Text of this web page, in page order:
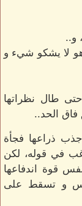
و..
هو لا يشكو شيء و
طال نظراتها
فاق الحد..
ذراعها فجأة
في قوله، لكن
قوة اندفاعها
و تسقط على